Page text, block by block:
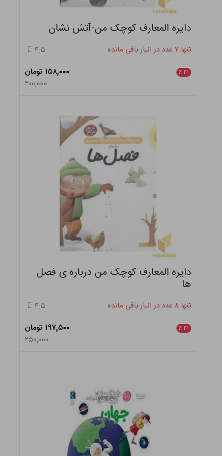
دایره المعارف کوچک من-آتش نشان
تنها ۷ عدد در انبار باقی مانده ۴.۵
۲۱ ٪
۱۵۸,۰۰۰ تومان
۲۰۰,۰۰۰
دایره المعارف کوچک من درباره ی فصل
ها
تنها ۸ عدد در انبار باقی مانده ۴.۵
۲۱ ٪
۱۹۷,۵۰۰ تومان
۲۵۰,۰۰۰